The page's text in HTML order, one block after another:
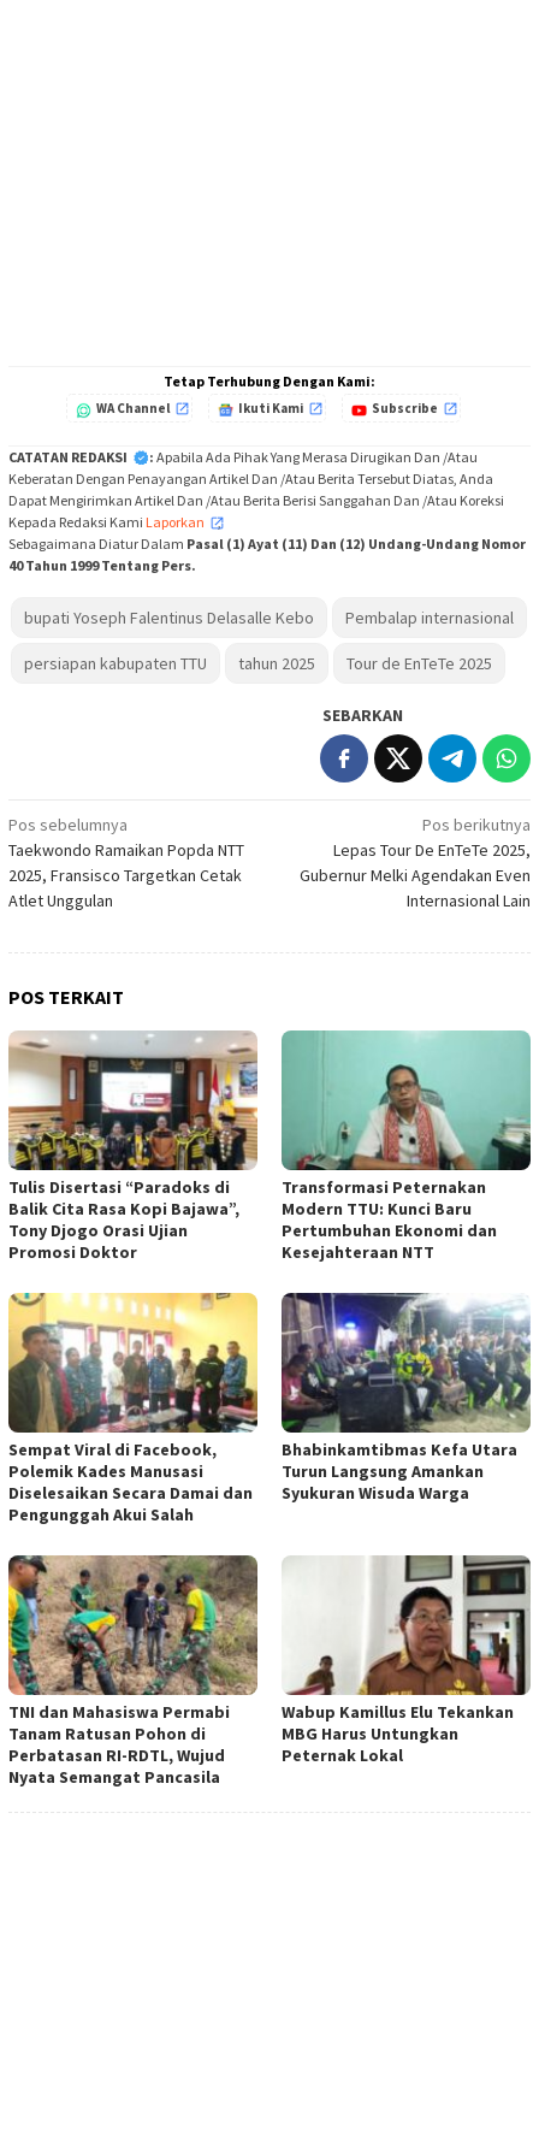
Tetap Terhubung Dengan Kami:
WA Channel Ikuti Kami Subscribe
CATATAN REDAKSI : Apabila Ada Pihak Yang Merasa Dirugikan Dan /Atau
Keberatan Dengan Penayangan Artikel Dan /Atau Berita Tersebut Diatas, Anda
Dapat Mengirimkan Artikel Dan /Atau Berita Berisi Sanggahan Dan /Atau Koreksi
Kepada Redaksi Kami Laporkan
,
Sebagaimana Diatur Dalam Pasal (1) Ayat (11) Dan (12) Undang-Undang Nomor
40 Tahun 1999 Tentang Pers.
bupati Yoseph Falentinus Delasalle Kebo Pembalap internasional
persiapan kabupaten TTU tahun 2025 Tour de EnTeTe 2025
SEBARKAN
Navigasi
pos
Pos sebelumnya
Taekwondo Ramaikan Popda NTT
2025, Fransisco Targetkan Cetak
Atlet Unggulan
Pos berikutnya
Lepas Tour De EnTeTe 2025,
Gubernur Melki Agendakan Even
Internasional Lain
POS TERKAIT
Tulis Disertasi “Paradoks di
Balik Cita Rasa Kopi Bajawa”,
Tony Djogo Orasi Ujian
Promosi Doktor
Transformasi Peternakan
Modern TTU: Kunci Baru
Pertumbuhan Ekonomi dan
Kesejahteraan NTT
Sempat Viral di Facebook,
Polemik Kades Manusasi
Diselesaikan Secara Damai dan
Pengunggah Akui Salah
Bhabinkamtibmas Kefa Utara
Turun Langsung Amankan
Syukuran Wisuda Warga
TNI dan Mahasiswa Permabi
Tanam Ratusan Pohon di
Perbatasan RI-RDTL, Wujud
Nyata Semangat Pancasila
Wabup Kamillus Elu Tekankan
MBG Harus Untungkan
Peternak Lokal